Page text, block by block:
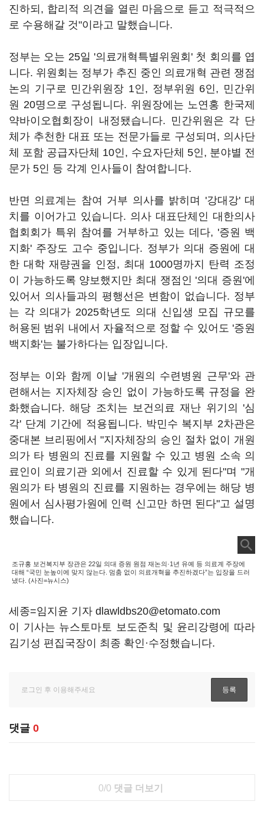
진하되, 합리적 의견을 열린 마음으로 듣고 적극적으
로 수용해갈 것"이라고 말했습니다.
정부는 오는 25일 '의료개혁특별위원회' 첫 회의를 엽
니다. 위원회는 정부가 추진 중인 의료개혁 관련 쟁점
논의 기구로 민간위원장 1인, 정부위원 6인, 민간위
원 20명으로 구성됩니다. 위원장에는 노연홍 한국제
약바이오협회장이 내정됐습니다. 민간위원은 각 단
체가 추천한 대표 또는 전문가들로 구성되며, 의사단
체 포함 공급자단체 10인, 수요자단체 5인, 분야별 전
문가 5인 등 각계 인사들이 참여합니다.
반면 의료계는 참여 거부 의사를 밝히며 '강대강' 대
치를 이어가고 있습니다. 의사 대표단체인 대한의사
협회회가 특위 참여를 거부하고 있는 데다, '증원 백
지화' 주장도 고수 중입니다. 정부가 의대 증원에 대
한 대학 재량권을 인정, 최대 1000명까지 탄력 조정
이 가능하도록 양보했지만 최대 쟁점인 '의대 증원'에
있어서 의사들과의 평행선은 변함이 없습니다. 정부
는 각 의대가 2025학년도 의대 신입생 모집 규모를
허용된 범위 내에서 자율적으로 정할 수 있어도 '증원
백지화'는 불가하다는 입장입니다.
정부는 이와 함께 이날 '개원의 수련병원 근무'와 관
련해서는 지자체장 승인 없이 가능하도록 규정을 완
화했습니다. 해당 조치는 보건의료 재난 위기의 '심
각' 단계 기간에 적용됩니다. 박민수 복지부 2차관은
중대본 브리핑에서 "지자체장의 승인 절차 없이 개원
의가 타 병원의 진료를 지원할 수 있고 병원 소속 의
료인이 의료기관 외에서 진료할 수 있게 된다"며 "개
원의가 타 병원의 진료를 지원하는 경우에는 해당 병
원에서 심사평가원에 인력 신고만 하면 된다"고 설명
했습니다.
조규홍 보건복지부 장관은 22일 의대 증원 원점 재논의·1년 유예 등 의료계 주장에
대해 “국민 눈높이에 맞지 않는다. 멈춤 없이 의료개혁을 추진하겠다”는 입장을 드러
냈다. (사진=뉴시스)
세종=임지윤 기자 dlawldbs20@etomato.com
이 기사는 뉴스토마토 보도준칙 및 윤리강령에 따라
김기성 편집국장이 최종 확인·수정했습니다.
댓글 0
0/0 댓글 더보기